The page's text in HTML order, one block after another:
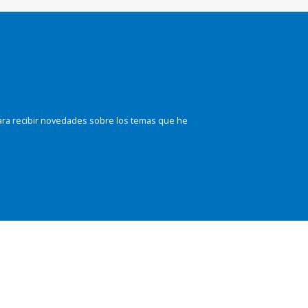
recibir novedades sobre los temas que he